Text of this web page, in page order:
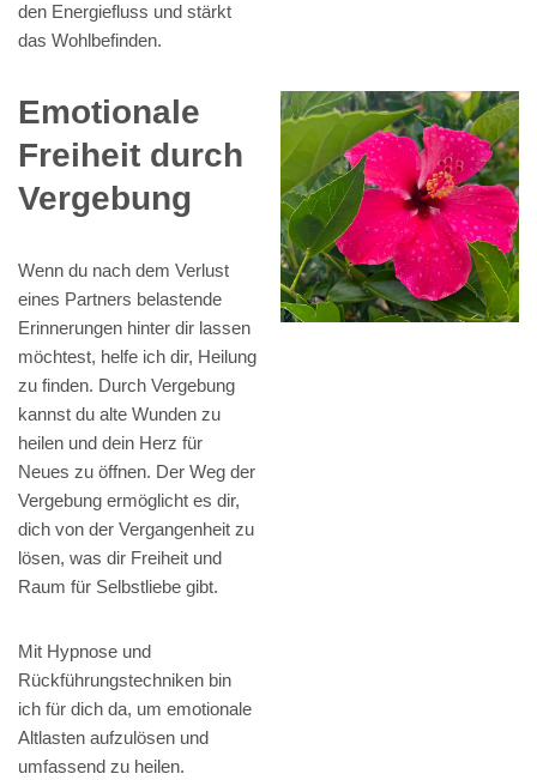
den Energiefluss und stärkt
das Wohlbefinden.
Emotionale
Freiheit durch
Vergebung
Wenn du nach dem Verlust
eines Partners belastende
Erinnerungen hinter dir lassen
möchtest, helfe ich dir, Heilung
zu finden. Durch Vergebung
kannst du alte Wunden zu
heilen und dein Herz für
Neues zu öffnen. Der Weg der
Vergebung ermöglicht es dir,
dich von der Vergangenheit zu
lösen, was dir Freiheit und
Raum für Selbstliebe gibt.
Mit Hypnose und
Rückführungstechniken bin
ich für dich da, um emotionale
Altlasten aufzulösen und
umfassend zu heilen.